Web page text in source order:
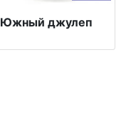
Южный джулеп